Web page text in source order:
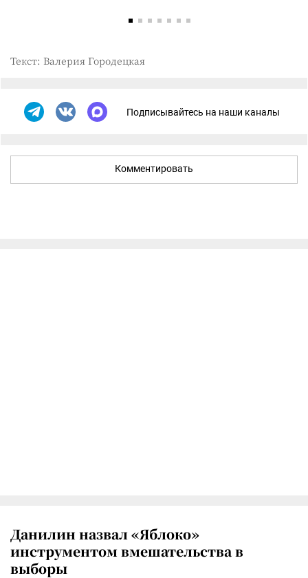
Текст: Валерия Городецкая
Подписывайтесь на наши каналы
Комментировать
Данилин назвал «Яблоко»
инструментом вмешательства в
выборы